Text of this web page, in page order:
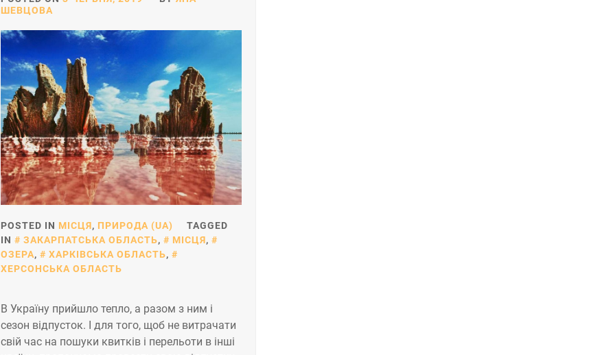
ШЕВЦОВА
POSTED IN МІСЦЯ, ПРИРОДА (UA)
TAGGED
IN
ЗАКАРПАТСЬКА ОБЛАСТЬ, МІСЦЯ,
ОЗЕРА, ХАРКІВСЬКА ОБЛАСТЬ,
ХЕРСОНСЬКА ОБЛАСТЬ
В Україну прийшло тепло, а разом з ним і
сезон відпусток. І для того, щоб не витрачати
свій час на пошуки квитків і перельоти в інші